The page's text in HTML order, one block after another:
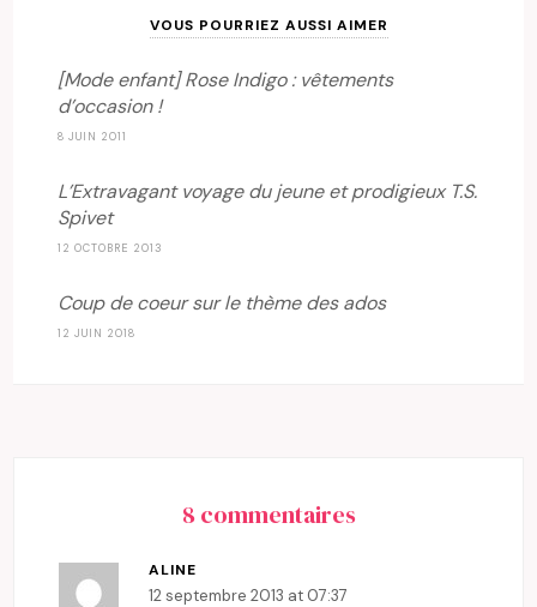
VOUS POURRIEZ AUSSI AIMER
[Mode enfant] Rose Indigo : vêtements
d’occasion !
8 JUIN 2011
L’Extravagant voyage du jeune et prodigieux T.S.
Spivet
12 OCTOBRE 2013
Coup de coeur sur le thème des ados
12 JUIN 2018
8 commentaires
ALINE
12 septembre 2013 at 07:37